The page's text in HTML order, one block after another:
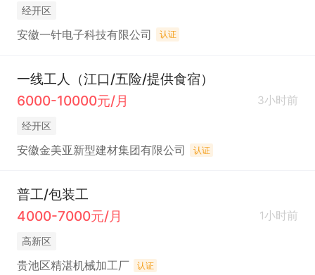
经开区
安徽一针电子科技有限公司 认证
一线工人（江口/五险/提供食宿）
6000-10000元/月
3小时前
经开区
安徽金美亚新型建材集团有限公司 认证
普工/包装工
4000-7000元/月
1小时前
高新区
贵池区精湛机械加工厂 认证